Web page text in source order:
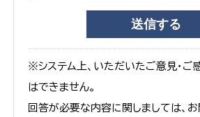
※システム上、いただいたご意見・ご
はできません。
回答が必要な内容に関しましては、